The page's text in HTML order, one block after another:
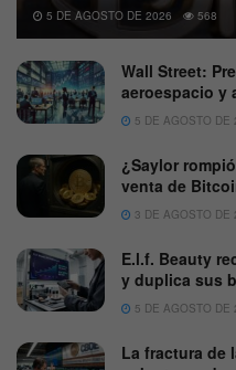
5 DE AGOSTO DE 2026 568
Wall Street:
aeroespacio y
5 DE AGOSTO DE
¿Saylor
venta de
3 DE AGOSTO DE
E.l.f. Beauty
y duplica sus
5 DE AGOSTO DE
La fractura de